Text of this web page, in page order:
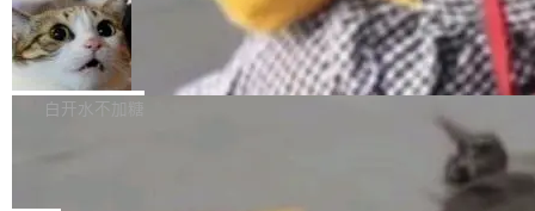
全球最大的开源 AI 平台，上面跑着上百万个模
型。谁在开源赛道上领先，...
nt。他最近在博客上写了一篇文章，核心论点很
简单：开发者工具必须开源。 理由不是传统的自
由软件情怀，而是一个跟 AI agent 直接相关的
技术判断。 两行 prompt 就能个性化任何软件 C
DeepSeek Harness 团队负责人崔添翼（tiany
i）在 X 上发帖： 「如果你是 Agent Harness 相
关开源项目的开发者，希望参加 DeepSeek Har
ness 的内测，可以回复或私信联系我。请附上
商汤 SenseNova U1.5-Lite-Preview
开源
商汤科技宣布面向社区开源轻量级统一多模态模
型的预览版本 SenseNova U1.5-Lite-Preview。
白开水不加糖